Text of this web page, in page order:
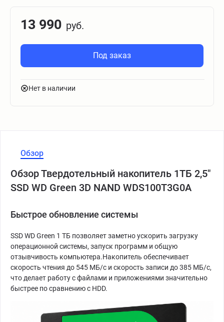
13 990 руб.
Под заказ
Нет в наличии
Обзор
Обзор Твердотельный накопитель 1ТБ 2,5"
SSD WD Green 3D NAND WDS100T3G0A
Быстрое обновление системы
SSD WD Green 1 ТБ позволяет заметно ускорить загрузку
операционной системы, запуск программ и общую
отзывчивость компьютера.Накопитель обеспечивает
скорость чтения до 545 МБ/с и скорость записи до 385 МБ/с,
что делает работу с файлами и приложениями значительно
быстрее по сравнению с HDD.